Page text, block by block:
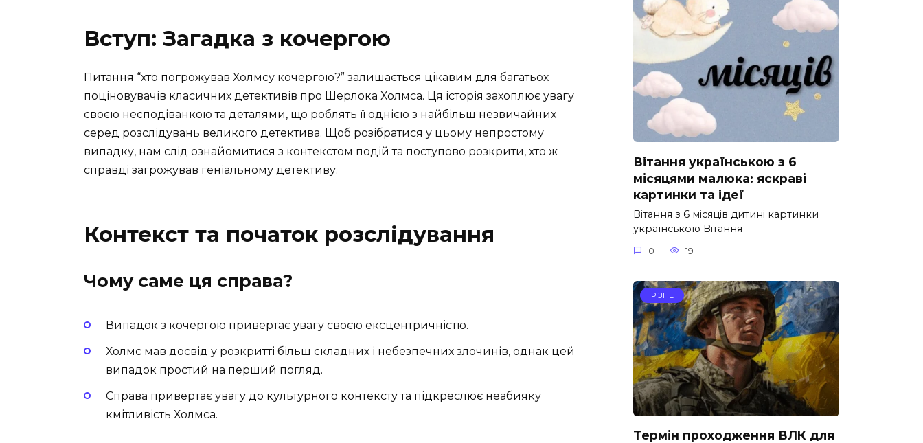
Вступ: Загадка з кочергою
Питання “хто погрожував Холмсу кочергою?” залишається цікавим для багатьох
поціновувачів класичних детективів про Шерлока Холмса. Ця історія захоплює увагу
своєю несподіванкою та деталями, що роблять її однією з найбільш незвичайних
серед розслідувань великого детектива. Щоб розібратися у цьому непростому
випадку, нам слід ознайомитися з контекстом подій та поступово розкрити, хто ж
справді загрожував геніальному детективу.
Контекст та початок розслідування
Чому саме ця справа?
Випадок з кочергою привертає увагу своєю ексцентричністю.
Холмс мав досвід у розкритті більш складних і небезпечних злочинів, однак цей
випадок простий на перший погляд.
Справа привертає увагу до культурного контексту та підкреслює неабияку
кмітливість Холмса.
Вітання українською з 6
місяцями малюка: яскраві
картинки та ідеї
Вітання з 6 місяців дитині картинки
українською Вітання
0 19
РІЗНЕ
Термін проходження ВЛК для